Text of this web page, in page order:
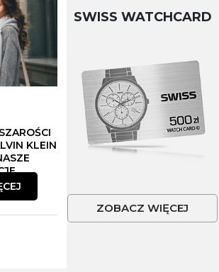
KLEIN
SWISS WATCHCARD
ZOBACZ WIĘCEJ